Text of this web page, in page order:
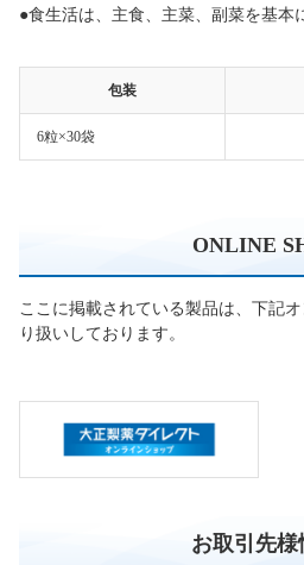
●食生活は、主食、主菜、副菜を基本
包装
6粒×30袋
ONLINE
ここに掲載されている製品は、下記
り扱いしております。
お取引先様